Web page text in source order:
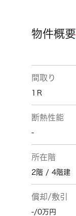
物件概要
間取り
1Ｒ
断熱性能
-
所在階
2階 / 4階建
償却/敷引
-/0万円